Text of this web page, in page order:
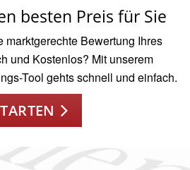
besten Preis für Sie
Bewertung Ihres
und Kostenlos? Mit unserem
Tool gehts schnell und einfach.